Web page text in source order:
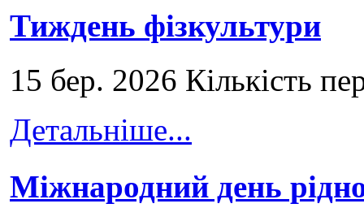
Тиждень фізкультури
15 бер. 2026 Кількість
Детальніше...
Міжнародний день